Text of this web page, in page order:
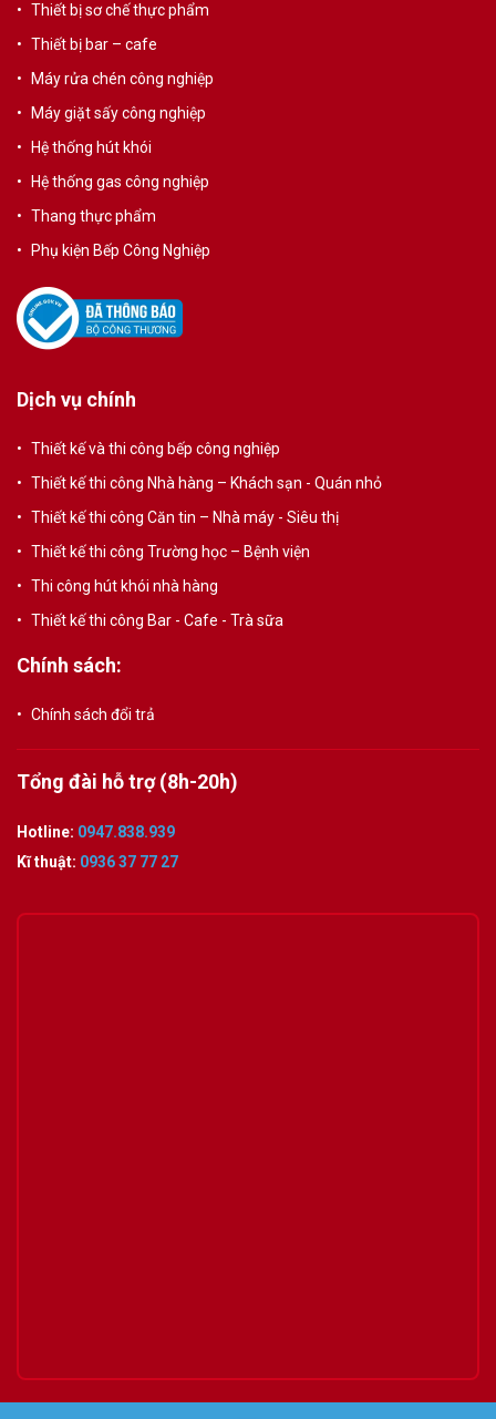
Thiết bị sơ chế thực phẩm
Thiết bị bar – cafe
Máy rửa chén công nghiệp
Máy giặt sấy công nghiệp
Hệ thống hút khói
Hệ thống gas công nghiệp
Thang thực phẩm
Phụ kiện Bếp Công Nghiệp
Dịch vụ chính
Thiết kế và thi công bếp công nghiệp
Thiết kế thi công Nhà hàng – Khách sạn - Quán nhỏ
Thiết kế thi công Căn tin – Nhà máy - Siêu thị
Thiết kế thi công Trường học – Bệnh viện
Thi công hút khói nhà hàng
Thiết kế thi công Bar - Cafe - Trà sữa
Chính sách:
Chính sách đổi trả
Tổng đài hỗ trợ (8h-20h)
Hotline: 0947.838.939
Kĩ thuật: 0936 37 77 27